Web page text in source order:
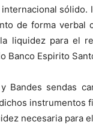
sólido.
de forma verbal
liquidez para el
Banco Espirito
Bandes sendas
instrumentos
necesaria para